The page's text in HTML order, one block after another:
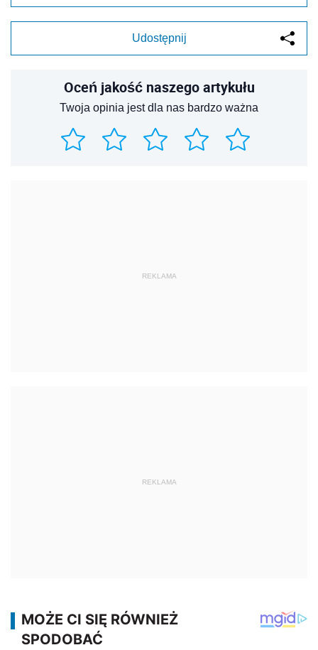
Udostępnij
Oceń jakość naszego artykułu
Twoja opinia jest dla nas bardzo ważna
REKLAMA
REKLAMA